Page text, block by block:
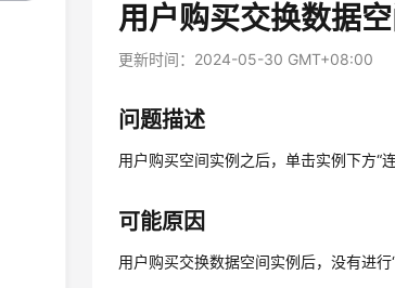
用户购买交换数据
更新时间： 2024-05-30 GMT+08:00
问题描述
用户购买空间实例之后，单击实例下方“
可能原因
用户购买交换数据空间实例后，没有进行